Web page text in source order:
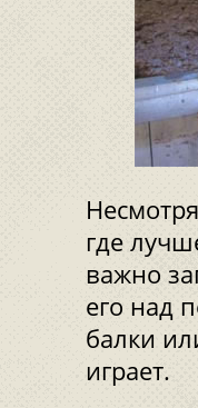
где
важно
его над
балки
играет.